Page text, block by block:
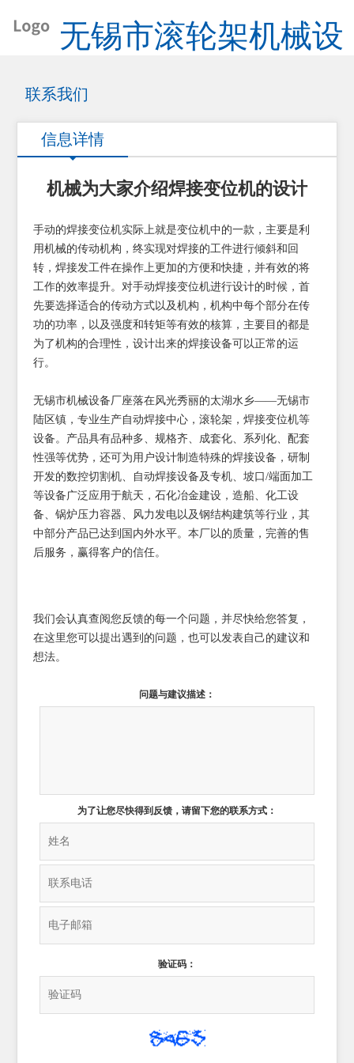
无锡市滚轮架机械设
备厂
联系我们
信息详情
机械为大家介绍焊接变位机的设计
手动的焊接变位机实际上就是变位机中的一款，主要是利
用机械的传动机构，终实现对焊接的工件进行倾斜和回
转，焊接发工件在操作上更加的方便和快捷，并有效的将
工作的效率提升。对手动焊接变位机进行设计的时候，首
先要选择适合的传动方式以及机构，机构中每个部分在传
功的功率，以及强度和转矩等有效的核算，主要目的都是
为了机构的合理性，设计出来的焊接设备可以正常的运
行。
无锡市机械设备厂座落在风光秀丽的太湖水乡——无锡市
陆区镇，专业生产自动焊接中心，滚轮架，焊接变位机等
设备。产品具有品种多、规格齐、成套化、系列化、配套
性强等优势，还可为用户设计制造特殊的焊接设备，研制
开发的数控切割机、自动焊接设备及专机、坡口/端面加工
等设备广泛应用于航天，石化冶金建设，造船、化工设
备、锅炉压力容器、风力发电以及钢结构建筑等行业，其
中部分产品已达到国内外水平。本厂以的质量，完善的售
后服务，赢得客户的信任。
我们会认真查阅您反馈的每一个问题，并尽快给您答复，
在这里您可以提出遇到的问题，也可以发表自己的建议和
想法。
问题与建议描述：
为了让您尽快得到反馈，请留下您的联系方式：
验证码：